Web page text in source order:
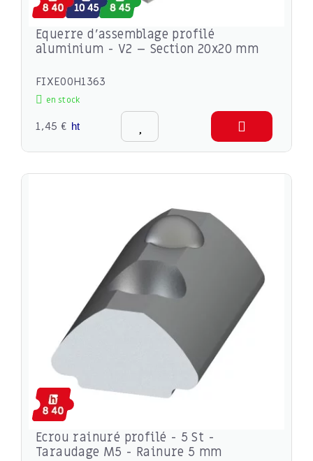
Equerre d’assemblage profilé
aluminium - V2 – Section 20x20 mm
FIXE00H1363
en stock
1,45 € ht
Ecrou rainuré profilé - 5 St -
Taraudage M5 - Rainure 5 mm